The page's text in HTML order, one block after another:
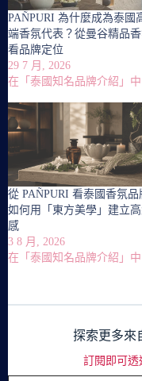
PAÑPURI 為什麼成為泰國
端香氛代表？從曼谷精品
看品牌定位
29 7 月, 2026
在「泰國知名品牌介紹」中
從 PAÑPURI 看泰國香氛品
如何用「東方美學」建立
感
3 8 月, 2026
在「泰國知名品牌介紹」中
探索更多來
訂閱即可透
輸入你的電子郵件地址…